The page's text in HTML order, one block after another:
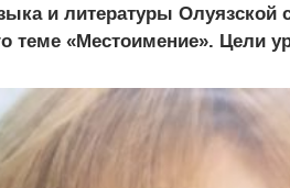
и литературы
теме «Местоимение». Цели